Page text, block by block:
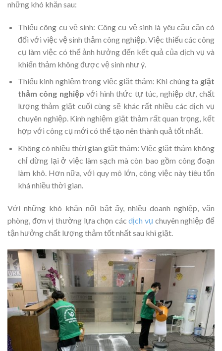
những khó khăn sau:
Thiếu công cụ vệ sinh: Công cụ vệ sinh là yêu cầu cần có
đối với việc vệ sinh thảm công nghiệp. Việc thiếu các công
cụ làm việc có thể ảnh hưởng đến kết quả của dịch vụ và
khiến thảm không được vệ sinh như ý.
Thiếu kinh nghiệm trong việc giặt thảm: Khi chúng ta giặt
thảm công nghiệp với hình thức tự túc, nghiệp dư, chất
lượng thảm giặt cuối cùng sẽ khác rất nhiều các dịch vụ
chuyên nghiệp. Kinh nghiệm giặt thảm rất quan trọng, kết
hợp với công cụ mới có thể tạo nên thành quả tốt nhất.
Không có nhiều thời gian giặt thảm: Việc giặt thảm không
chỉ dừng lại ở việc làm sạch mà còn bao gồm công đoạn
làm khô. Hơn nữa, với quy mô lớn, công việc này tiêu tốn
khá nhiều thời gian.
Với những khó khăn nổi bật ấy, nhiều doanh nghiệp, văn
phòng, đơn vị thường lựa chọn cácdịch vụ chuyên nghiệp để
tận hưởng chất lượng thảm tốt nhất sau khi giặt.